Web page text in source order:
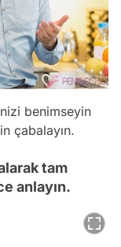
benimseyin
çabalayın.
tam
anlayın.